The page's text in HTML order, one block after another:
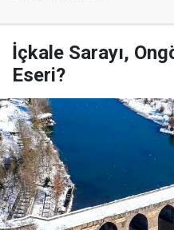
İçkale Sarayı,
Eseri?